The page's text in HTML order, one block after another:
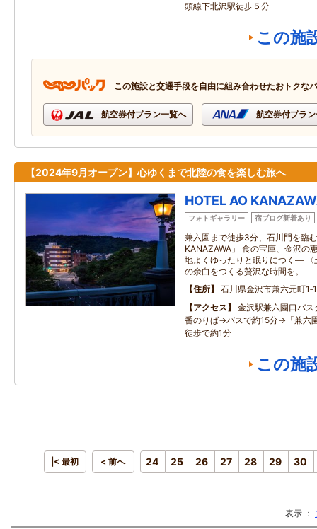
頭線下北沢駅徒歩５分
この施
この施設と交通手段を自由に組み合わせたおトクな
航空券付プラン一覧へ 航空券付プラ
【2024年9月オープン】心ゆくまで北陸の食を楽しむ旅へ
HOTEL AO
フォトギャラリー 宿ブログ新着あり
兼六園まで徒歩3分、石川門を臨
KANAZAWA」 食の宝庫、金沢の
地よくゆったりと眠りにつく― 〈
の余白をつくる贅沢な時間を。
住所
石川県金沢市兼六元町1‐1
アクセス
金沢駅兼六園口バ
番のりば→バスで約15分→「兼六
徒歩で約1分
この施
|< 最初 < 前へ 24 25 26 27 28 29 30
表示 ：